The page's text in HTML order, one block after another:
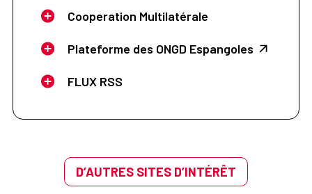
Cooperation Multilatérale
Plateforme des ONGD Espangoles
FLUX RSS
D’AUTRES SITES D’INTÉRÊT